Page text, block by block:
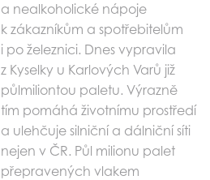
a nealkoholické nápoje
k zákazníkům a spotřebitelům
i po železnici. Dnes vypravila
z Kyselky u Karlových Varů již
půlmiliontou paletu. Výrazně
tím pomáhá životnímu prostředí
a ulehčuje silniční a dálniční síti
nejen v ČR. Půl milionu palet
přepravených vlakem